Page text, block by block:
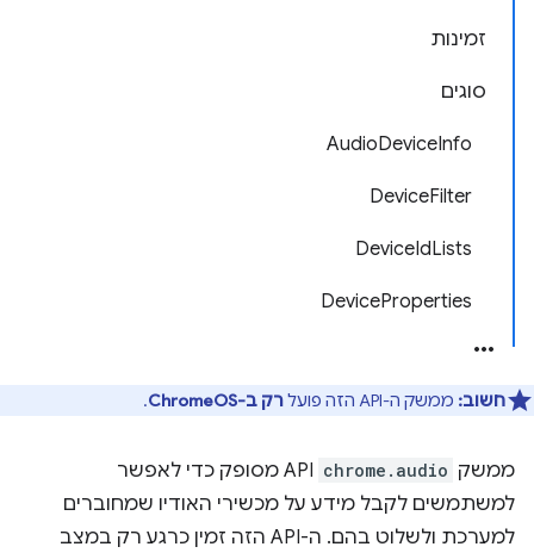
זמינות
סוגים
AudioDeviceInfo
DeviceFilter
DeviceIdLists
DeviceProperties
חשוב: ממשק ה-API הזה פועל רק ב-ChromeOS .
ממשק chrome.audio
API מסופק כדי לאפשר
למשתמשים לקבל מידע על מכשירי האודיו שמחוברים
למערכת ולשלוט בהם. ה-API הזה זמין כרגע רק במצב